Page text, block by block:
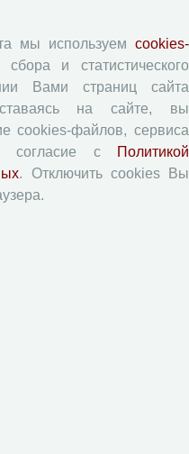
данных
мы используем cookies-
и статистического
Вами страниц сайта
на сайте, вы
cookies-файлов, сервиса
согласие с
Политикой
. Отключить cookies Вы